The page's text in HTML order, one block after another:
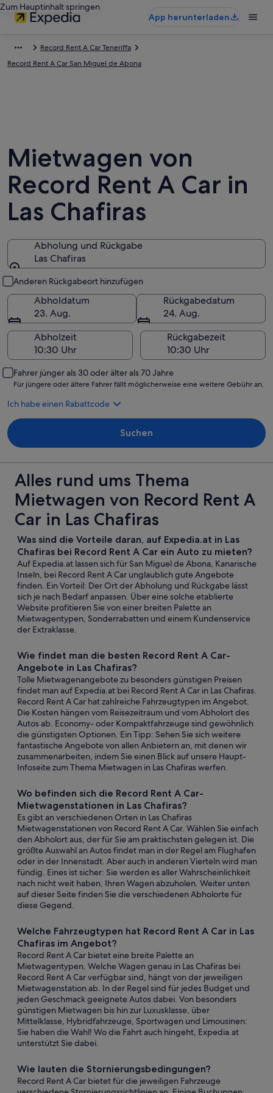
Zum Hauptinhalt springen
App herunterladen
Record Rent A Car Teneriffa
Record Rent A Car San Miguel de Abona
Mietwagen von
Record Rent A Car in
Las Chafiras
Abholung und Rückgabe
Las Chafiras
Anderen Rückgabeort hinzufügen
Abholdatum
23. Aug.
Rückgabedatum
24. Aug.
Abholzeit
Rückgabezeit
Fahrer jünger als 30 oder älter als 70 Jahre
Für jüngere oder ältere Fahrer fällt möglicherweise eine weitere Gebühr an.
Ich habe einen Rabattcode
Suchen
Alles rund ums Thema
Mietwagen von Record Rent A
Car in Las Chafiras
Was sind die Vorteile daran, auf Expedia.at in Las
Chafiras bei Record Rent A Car ein Auto zu mieten?
Auf Expedia.at lassen sich für San Miguel de Abona, Kanarische
Inseln, bei Record Rent A Car unglaublich gute Angebote
finden. Ein Vorteil: Der Ort der Abholung und Rückgabe lässt
sich je nach Bedarf anpassen. Über eine solche etablierte
Website profitieren Sie von einer breiten Palette an
Mietwagentypen, Sonderrabatten und einem Kundenservice
der Extraklasse.
Wie findet man die besten Record Rent A Car-
Angebote in Las Chafiras?
Tolle Mietwagenangebote zu besonders günstigen Preisen
findet man auf Expedia.at bei Record Rent A Car in Las Chafiras.
Record Rent A Car hat zahlreiche Fahrzeugtypen im Angebot.
Die Kosten hängen vom Reisezeitraum und vom Abholort des
Autos ab. Economy- oder Kompaktfahrzeuge sind gewöhnlich
die günstigsten Optionen. Ein Tipp: Sehen Sie sich weitere
fantastische Angebote von allen Anbietern an, mit denen wir
zusammenarbeiten, indem Sie einen Blick auf unsere Haupt-
Infoseite zum Thema Mietwagen in Las Chafiras werfen.
Wo befinden sich die Record Rent A Car-
Mietwagenstationen in Las Chafiras?
Es gibt an verschiedenen Orten in Las Chafiras
Mietwagenstationen von Record Rent A Car. Wählen Sie einfach
den Abholort aus, der für Sie am praktischsten gelegen ist. Die
größte Auswahl an Autos findet man in der Regel am Flughafen
oder in der Innenstadt. Aber auch in anderen Vierteln wird man
fündig. Eines ist sicher: Sie werden es aller Wahrscheinlichkeit
nach nicht weit haben, Ihren Wagen abzuholen. Weiter unten
auf dieser Seite finden Sie die verschiedenen Abholorte für
diese Gegend.
Welche Fahrzeugtypen hat Record Rent A Car in Las
Chafiras im Angebot?
Record Rent A Car bietet eine breite Palette an
Mietwagentypen. Welche Wagen genau in Las Chafiras bei
Record Rent A Car verfügbar sind, hängt von der jeweiligen
Mietwagenstation ab. In der Regel sind für jedes Budget und
jeden Geschmack geeignete Autos dabei. Von besonders
günstigen Mietwagen bis hin zur Luxusklasse, über
Mittelklasse, Hybridfahrzeuge, Sportwagen und Limousinen:
Sie haben die Wahl! Wo die Fahrt auch hingeht, Expedia.at
unterstützt Sie dabei.
Wie lauten die Stornierungsbedingungen?
Record Rent A Car bietet für die jeweiligen Fahrzeuge